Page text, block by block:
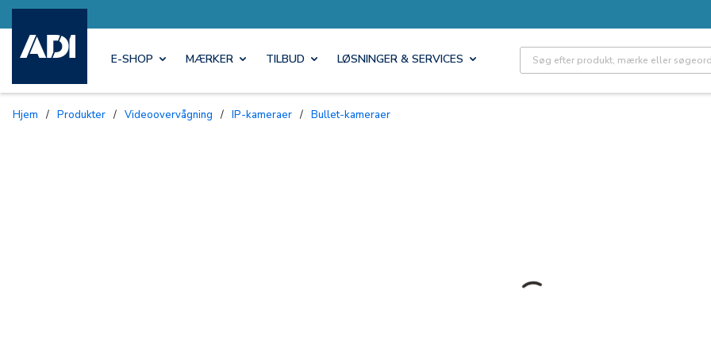
E-SHOP MÆRKER TILBUD LØSNINGER & SERVICES Site Search
Hjem / Produkter / Videoovervågning / IP-kameraer / Bullet-kameraer